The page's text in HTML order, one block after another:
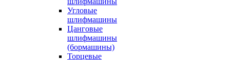
Угловые
шлифмашины
Цанговые
шлифмашины
(бормашины)
Торцевые